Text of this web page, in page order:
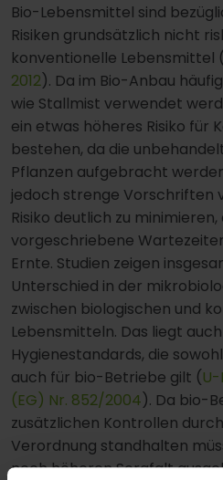
Bio-Lebensmittel sind
Risiken grundsätzlich nicht
konventionelle Lebensmittel (
2012). Da im Bio-Anbau
wie Stallmist verwendet
ein etwas höheres Risiko für
bestehen, da die
Pflanzen aufgebracht
jedoch strenge Vorschriften
Risiko deutlich zu
vorgeschriebene
Ernte. Studien zeigen
Unterschied in der
zwischen biologischen und
Lebensmitteln. Das liegt
Hygienestandards, die
auch für bio-Betriebe gilt (
(EG) Nr. 852/2004). Da bio-
zusätzlichen Kontrollen
Verordnung standhalten
noch höheren Sorgfalt